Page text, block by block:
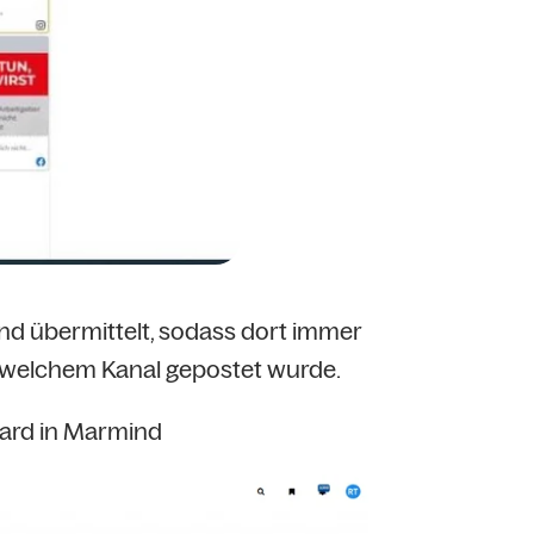
übermittelt, sodass dort immer
Kanal gepostet wurde.
in Marmind